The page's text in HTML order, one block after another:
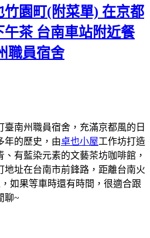
竹園町(附菜單) 在京都
茶 台南車站附近餐
職員宿舍
南州職員宿舍，充滿京都風的日
年的歷史，由卓也小屋工作坊打造
有藍染元素的文藝茶坊咖啡館，
地址在台南市前鋒路，距離台南火
如果等車時還有時間，很適合跟
聊~